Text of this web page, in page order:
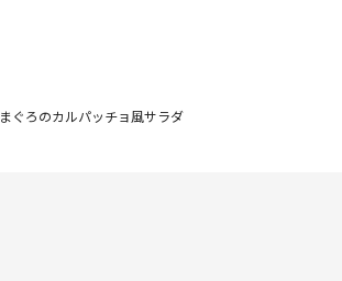
まぐろのカルパッチョ風サラダ